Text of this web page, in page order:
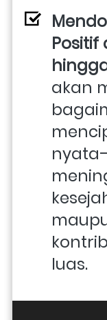
Positif
akan
luas.